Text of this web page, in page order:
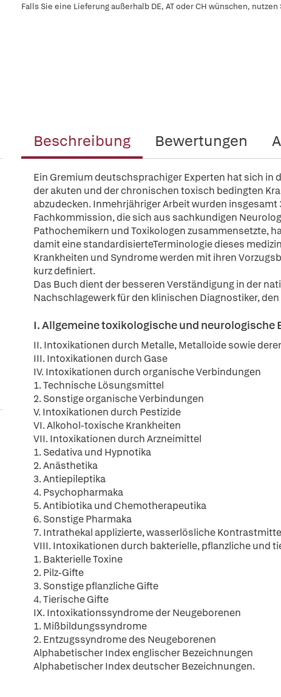
Falls Sie eine Lieferung außerhalb DE, AT oder CH wünschen,
Beschreibung Bewertungen
Ein Gremium deutschsprachiger Experten hat sich in
der akuten und der chronischen toxisch bedingten
abzudecken. Inmehrjähriger Arbeit wurden
Fachkommission, die sich aus sachkundigen
Pathochemikern und Toxikologen zusammensetzte,
damit eine standardisierteTerminologie dieses
Krankheiten und Syndrome werden mit ihren
kurz definiert.
Das Buch dient der besseren Verständigung in der
Nachschlagewerk für den klinischen Diagnostiker,
I. Allgemeine toxikologische und neurologische
II. Intoxikationen durch Metalle, Metalloide sowie
III. Intoxikationen durch Gase
IV. Intoxikationen durch organische Verbindungen
1. Technische Lösungsmittel
2. Sonstige organische Verbindungen
V. Intoxikationen durch Pestizide
VI. Alkohol-toxische Krankheiten
VII. Intoxikationen durch Arzneimittel
1. Sedativa und Hypnotika
2. Anästhetika
3. Antiepileptika
4. Psychopharmaka
5. Antibiotika und Chemotherapeutika
6. Sonstige Pharmaka
7. Intrathekal applizierte, wasserlösliche
VIII. Intoxikationen durch bakterielle, pflanzliche und
1. Bakterielle Toxine
2. Pilz-Gifte
3. Sonstige pflanzliche Gifte
4. Tierische Gifte
IX. Intoxikationssyndrome der Neugeborenen
1. Mißbildungssyndrome
2. Entzugssyndrome des Neugeborenen
Alphabetischer Index englischer Bezeichnungen
Alphabetischer Index deutscher Bezeichnungen.